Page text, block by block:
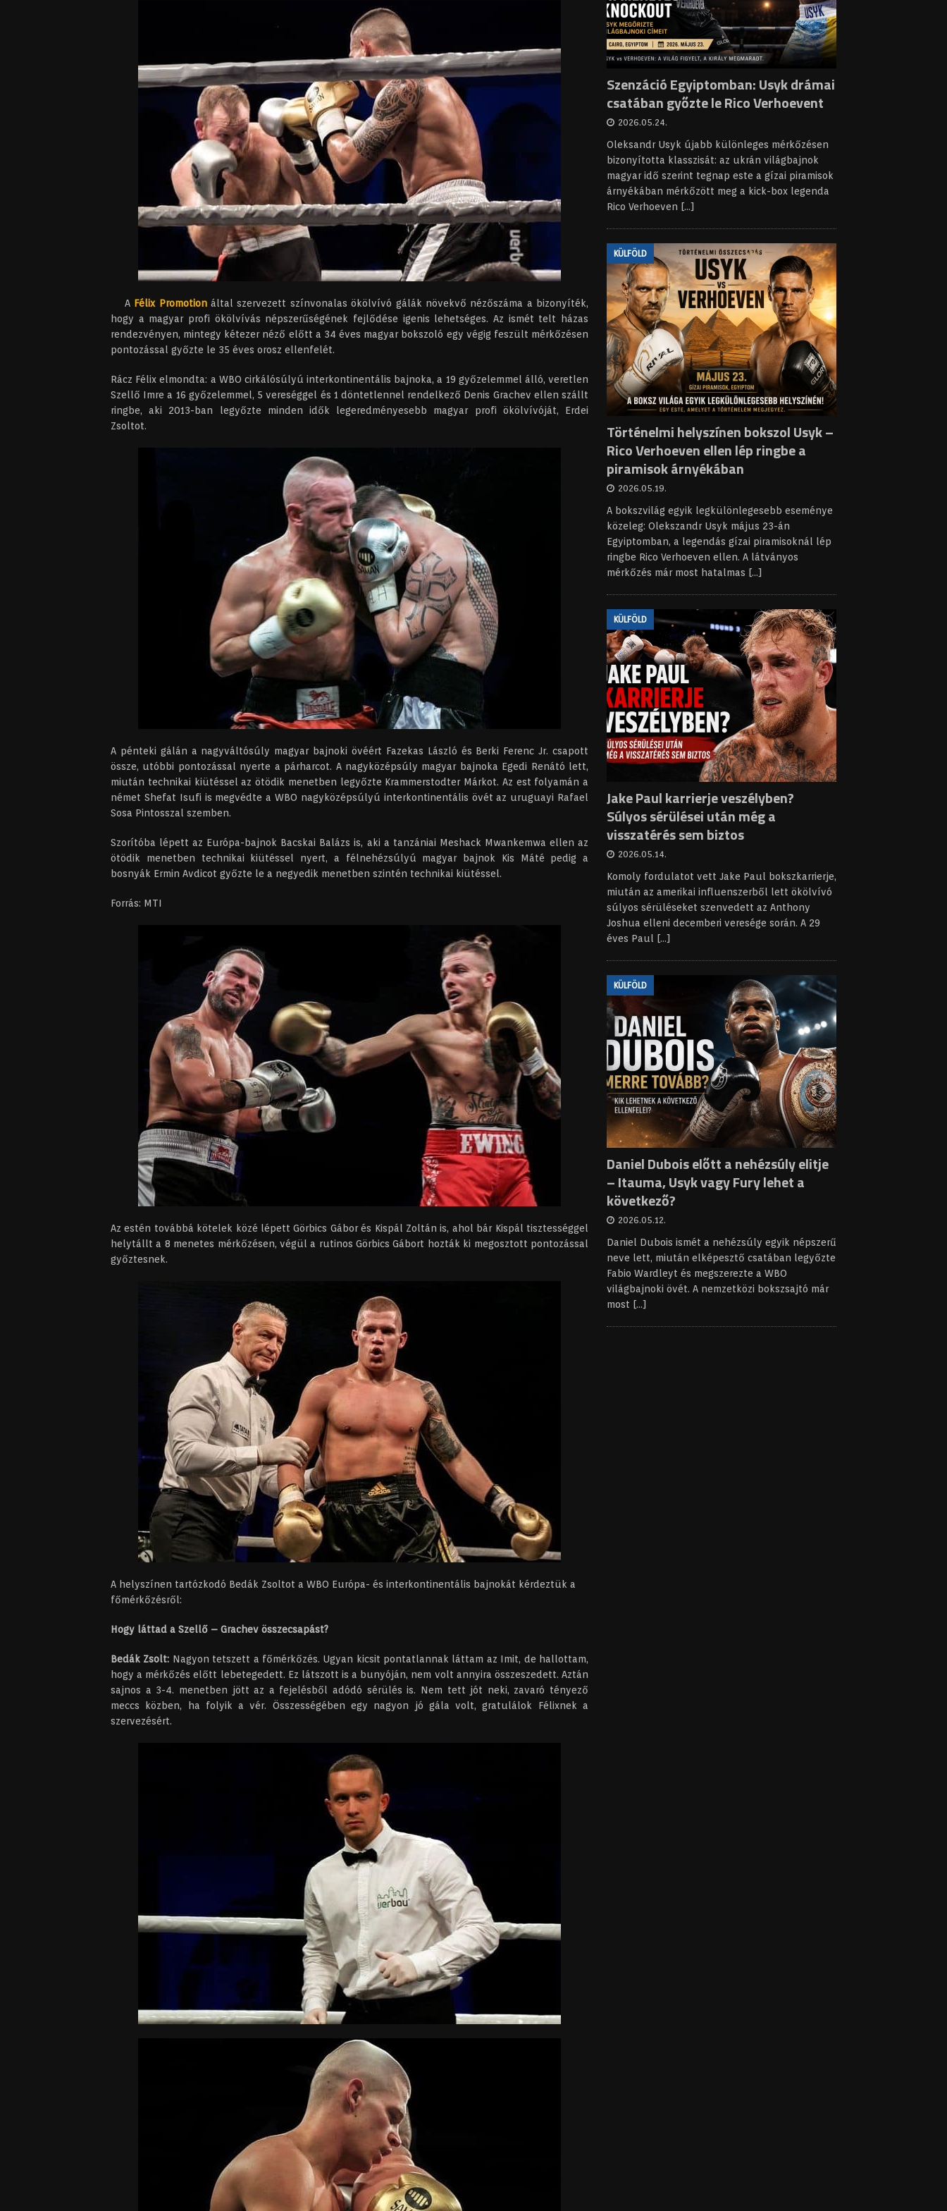
A Félix Promotionáltal szervezett színvonalas ökölvívó gálák növekvő nézőszáma a bizonyíték,
hogy a magyar profi ökölvívás népszerűségének fejlődése igenis lehetséges. Az ismét telt házas
rendezvényen, mintegy kétezer néző előtt a 34 éves magyar bokszoló egy végig feszült mérkőzésen
pontozással győzte le 35 éves orosz ellenfelét.
Rácz Félix elmondta: a WBO cirkálósúlyú interkontinentális bajnoka, a 19 győzelemmel álló, veretlen
Szellő Imre a 16 győzelemmel, 5 vereséggel és 1 döntetlennel rendelkező Denis Grachev ellen szállt
ringbe, aki 2013-ban legyőzte minden idők legeredményesebb magyar profi ökölvívóját, Erdei
Zsoltot.
A pénteki gálán a nagyváltósúly magyar bajnoki övéért Fazekas László és Berki Ferenc Jr. csapott
össze, utóbbi pontozással nyerte a párharcot. A nagyközépsúly magyar bajnoka Egedi Renátó lett,
miután technikai kiütéssel az ötödik menetben legyőzte Krammerstodter Márkot. Az est folyamán a
német Shefat Isufi is megvédte a WBO nagyközépsúlyú interkontinentális övét az uruguayi Rafael
Sosa Pintosszal szemben.
Szorítóba lépett az Európa-bajnok Bacskai Balázs is, aki a tanzániai Meshack Mwankemwa ellen az
ötödik menetben technikai kiütéssel nyert, a félnehézsúlyú magyar bajnok Kis Máté pedig a
bosnyák Ermin Avdicot győzte le a negyedik menetben szintén technikai kiütéssel.
Forrás: MTI
Az estén továbbá kötelek közé lépett Görbics Gábor és Kispál Zoltán is, ahol bár Kispál tisztességgel
helytállt a 8 menetes mérkőzésen, végül a rutinos Görbics Gábort hozták ki megosztott pontozással
győztesnek.
A helyszínen tartózkodó Bedák Zsoltot a WBO Európa- és interkontinentális bajnokát kérdeztük a
főmérkőzésről:
Hogy láttad a Szellő – Grachev összecsapást?
Bedák Zsolt: Nagyon tetszett a főmérkőzés. Ugyan kicsit pontatlannak láttam az Imit, de hallottam,
hogy a mérkőzés előtt lebetegedett. Ez látszott is a bunyóján, nem volt annyira összeszedett. Aztán
sajnos a 3-4. menetben jött az a fejelésből adódó sérülés is. Nem tett jót neki, zavaró tényező
meccs közben, ha folyik a vér. Összességében egy nagyon jó gála volt, gratulálok Félixnek a
szervezésért.
Szenzáció Egyiptomban: Usyk drámai
csatában győzte le Rico Verhoevent
2026.05.24.
Oleksandr Usyk újabb különleges mérkőzésen
bizonyította klasszisát: az ukrán világbajnok
magyar idő szerint tegnap este a gízai piramisok
árnyékában mérkőzött meg a kick-box legenda
Rico Verhoeven [...]
KÜLFÖLD
Történelmi helyszínen bokszol Usyk –
Rico Verhoeven ellen lép ringbe a
piramisok árnyékában
2026.05.19.
A bokszvilág egyik legkülönlegesebb eseménye
közeleg: Olekszandr Usyk május 23-án
Egyiptomban, a legendás gízai piramisoknál lép
ringbe Rico Verhoeven ellen. A látványos
mérkőzés már most hatalmas [...]
KÜLFÖLD
Jake Paul karrierje veszélyben?
Súlyos sérülései után még a
visszatérés sem biztos
2026.05.14.
Komoly fordulatot vett Jake Paul bokszkarrierje,
miután az amerikai influenszerből lett ökölvívó
súlyos sérüléseket szenvedett az Anthony
Joshua elleni decemberi veresége során. A 29
éves Paul
[...]
KÜLFÖLD
Daniel Dubois előtt a nehézsúly elitje
– Itauma, Usyk vagy Fury lehet a
következő?
2026.05.12.
Daniel Dubois ismét a nehézsúly egyik népszerű
neve lett, miután elképesztő csatában legyőzte
Fabio Wardleyt és megszerezte a WBO
világbajnoki övét. A nemzetközi bokszsajtó már
most [...]